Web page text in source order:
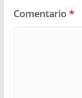
Comentario *